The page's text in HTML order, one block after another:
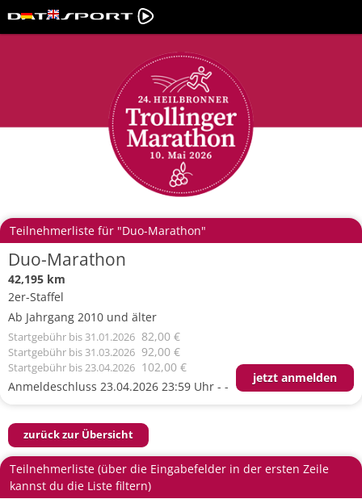
Teilnehmerliste für "Duo-Marathon"
Duo-Marathon
42,195 km
2er-Staffel
Ab Jahrgang 2010 und älter
Startgebühr bis 31.01.2026 82,00 €
Startgebühr bis 31.03.2026 92,00 €
Startgebühr bis 23.04.2026 102,00 €
Anmeldeschluss 23.04.2026 23:59 Uhr - -
jetzt anmelden
zurück zur Übersicht
Teilnehmerliste (über die Eingabefelder in der ersten Zeile
kannst du die Liste filtern)